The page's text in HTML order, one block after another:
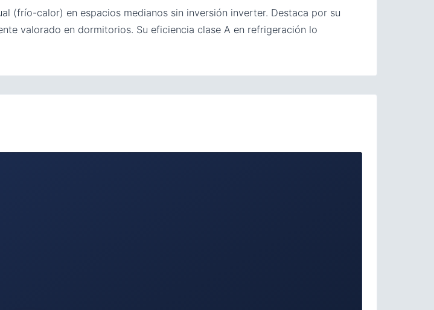
(frío-calor) en espacios medianos sin inversión inverter. Destaca por su
valorado en dormitorios. Su eficiencia clase A en refrigeración lo